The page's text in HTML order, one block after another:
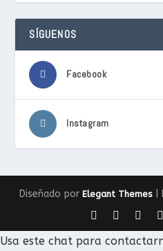
SÍGUENOS
Facebook
Instagram
Diseñado por Elegant Themes |
Usa este chat para